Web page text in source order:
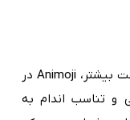
برنامه اپ استور به همراه صفحه‌های ساعت بیشتر، Animoji در
و تناسب اندام به